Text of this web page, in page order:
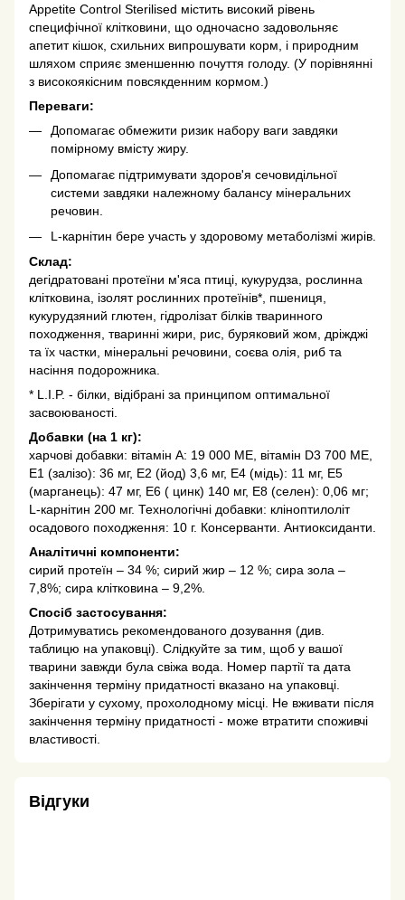
Appetite Control Sterilised містить високий рівень
специфічної клітковини, що одночасно задовольняє
апетит кішок, схильних випрошувати корм, і природним
шляхом сприяє зменшенню почуття голоду. (У порівнянні
з високоякісним повсякденним кормом.)
Переваги:
Допомагає обмежити ризик набору ваги завдяки
помірному вмісту жиру.
Допомагає підтримувати здоров'я сечовидільної
системи завдяки належному балансу мінеральних
речовин.
L-карнітин бере участь у здоровому метаболізмі жирів.
Склад:
дегідратовані протеїни м'яса птиці, кукурудза, рослинна
клітковина, ізолят рослинних протеїнів*, пшениця,
кукурудзяний глютен, гідролізат білків тваринного
походження, тваринні жири, рис, буряковий жом, дріжджі
та їх частки, мінеральні речовини, соєва олія, риб та
насіння подорожника.
* L.I.P. - білки, відібрані за принципом оптимальної
засвоюваності.
Добавки (на 1 кг):
харчові добавки: вітамін A: 19 000 MЕ, вітамін D3 700 MЕ,
E1 (залізо): 36 мг, E2 (йод) 3,6 мг, E4 (мідь): 11 мг, E5
(марганець): 47 мг, E6 ( цинк) 140 мг, E8 (селен): 0,06 мг;
L-карнітин 200 мг. Технологічні добавки: кліноптилоліт
осадового походження: 10 г. Консерванти. Антиоксиданти.
Аналітичні компоненти:
сирий протеїн – 34 %; сирий жир – 12 %; сира зола –
7,8%; сира клітковина – 9,2%.
Спосіб застосування:
Дотримуватись рекомендованого дозування (див.
таблицю на упаковці). Слідкуйте за тим, щоб у вашої
тварини завжди була свіжа вода. Номер партії та дата
закінчення терміну придатності вказано на упаковці.
Зберігати у сухому, прохолодному місці. Не вживати після
закінчення терміну придатності - може втратити споживчі
властивості.
Відгуки